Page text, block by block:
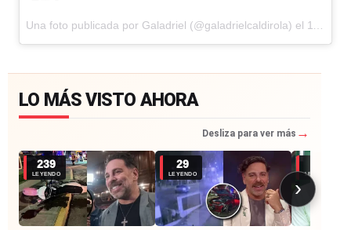
Una foto publicada por Galadriel (@galadrielcaldirola) el 11 de Oct de 2016 a la(s) 7:01 PDT
LO MÁS VISTO AHORA
Desliza para ver más →
239
LEYENDO
29
LEYENDO LEYENDO
›